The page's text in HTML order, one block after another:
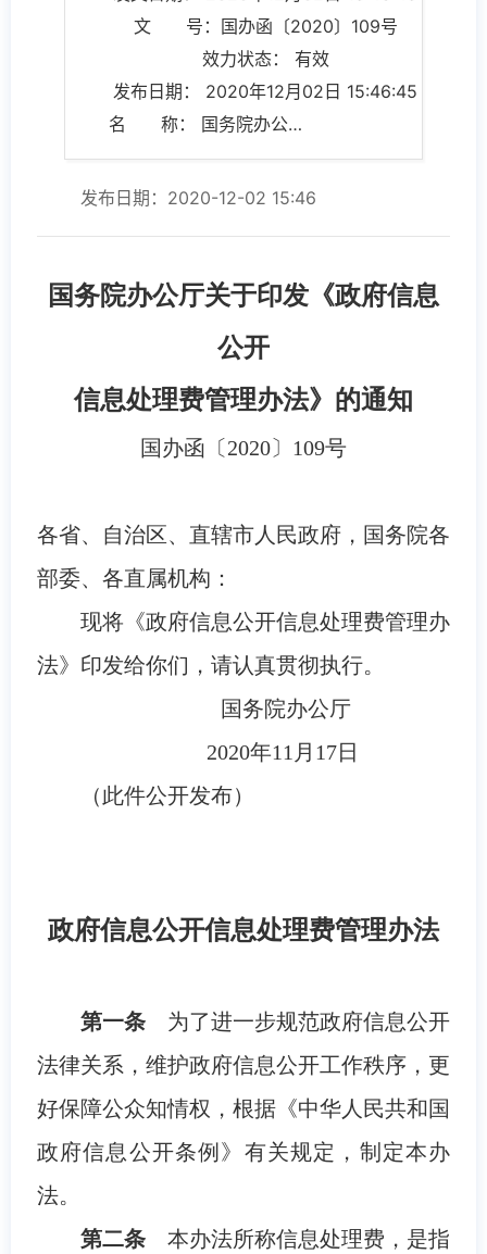
文 号：国办函〔2020〕109号
效力状态： 有效
发布日期： 2020年12月02日 15:46:45
名 称： 国务院办公厅关于印发《政府信息公开 信息处理费管理办法》的通知
发布日期：2020-12-02 15:46
国务院办公厅关于印发《政府信息
公开
信息处理费管理办法》的通知
国办函〔2020〕109号
各省、自治区、直辖市人民政府，国务院各
部委、各直属机构：
现将《政府信息公开信息处理费管理办
法》印发给你们，请认真贯彻执行。
国务院办公厅
2020年11月17日
（此件公开发布）
政府信息公开信息处理费管理办法
第一条为了进一步规范政府信息公开
法律关系，维护政府信息公开工作秩序，更
好保障公众知情权，根据《中华人民共和国
政府信息公开条例》有关规定，制定本办
法。
第二条本办法所称信息处理费，是指